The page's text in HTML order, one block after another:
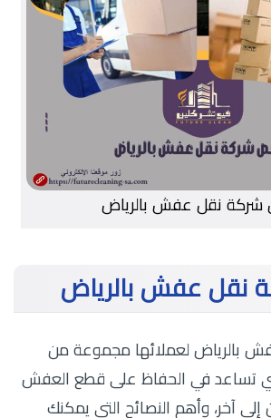
شركة نقل عفش بالرياض
نقل عفش بالرياض
بالرياض لعملائها مجموعة من
تساعد في الحفاظ على قطع العفش
آخر، وأهم النصائح التي يمكنك